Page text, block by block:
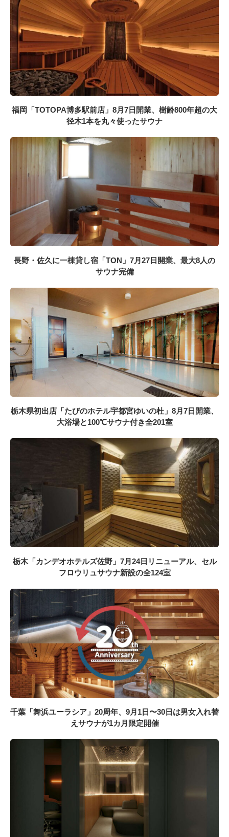
福岡「TOTOPA博多駅前店」8月7日開業、樹齢800年超の大
径木1本を丸々使ったサウナ
長野・佐久に一棟貸し宿「TON」7月27日開業、最大8人の
サウナ完備
栃木県初出店「たびのホテル宇都宮ゆいの杜」8月7日開業、
大浴場と100℃サウナ付き全201室
栃木「カンデオホテルズ佐野」7月24日リニューアル、セル
フロウリュサウナ新設の全124室
千葉「舞浜ユーラシア」20周年、9月1日〜30日は男女入れ替
えサウナが1カ月限定開催